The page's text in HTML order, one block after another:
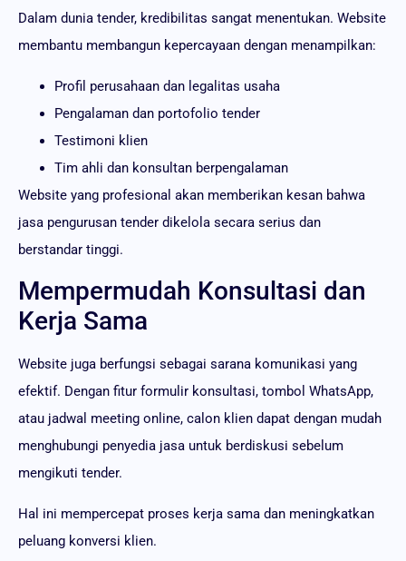
Dalam dunia tender, kredibilitas sangat menentukan. Website
membantu membangun kepercayaan dengan menampilkan:
Profil perusahaan dan legalitas usaha
Pengalaman dan portofolio tender
Testimoni klien
Tim ahli dan konsultan berpengalaman
Website yang profesional akan memberikan kesan bahwa
jasa pengurusan tender dikelola secara serius dan
berstandar tinggi.
Mempermudah Konsultasi dan
Kerja Sama
Website juga berfungsi sebagai sarana komunikasi yang
efektif. Dengan fitur formulir konsultasi, tombol WhatsApp,
atau jadwal meeting online, calon klien dapat dengan mudah
menghubungi penyedia jasa untuk berdiskusi sebelum
mengikuti tender.
Hal ini mempercepat proses kerja sama dan meningkatkan
peluang konversi klien.